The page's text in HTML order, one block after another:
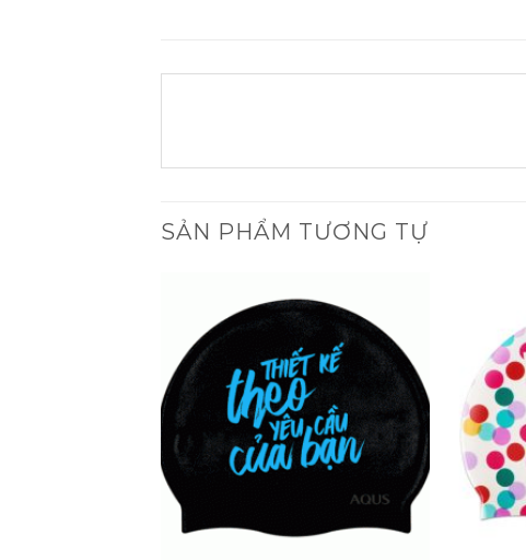
SẢN PHẨM TƯƠNG TỰ